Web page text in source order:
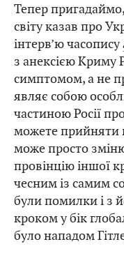
Тепер
світу казав про
інтерв’ю часопису
з анексією Криму
симптомом, а не
являє собою
частиною Росії
можете прийняти
може просто
провінцію іншої
чесним із самим
були помилки і з
кроком у бік
було нападом